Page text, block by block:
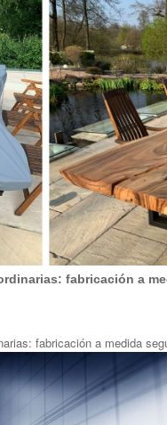
fabricación a
fabricación a medida